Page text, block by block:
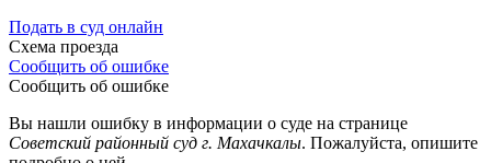
Подать в суд онлайн
Схема проезда
Сообщить об ошибке
Сообщить об ошибке
Вы нашли ошибку в информации о суде на странице
Советский районный суд г. Махачкалы. Пожалуйста, опишите